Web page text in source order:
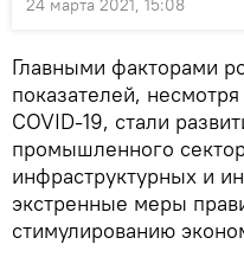
24 марта 2021, 15:08
Главными факторами
показателей,
COVID-19, стали
промышленного
инфраструктурных и
экстренные меры
стимулированию